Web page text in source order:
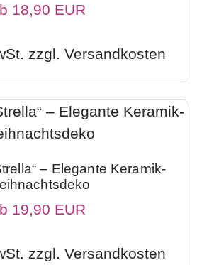
18,90 EUR
zzgl. Versandkosten
– Elegante Keramik-
19,90 EUR
zzgl. Versandkosten